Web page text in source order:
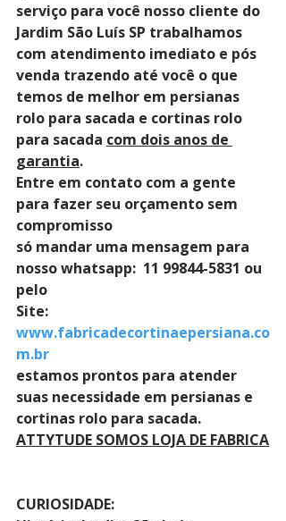
serviço para você nosso cliente do
Jardim São Luís SP trabalhamos
com atendimento imediato e pós
venda trazendo até você o que
temos de melhor em persianas
rolo para sacada e cortinas rolo
para sacada com dois anos de
garantia.
Entre em contato com a gente
para fazer seu orçamento sem
compromisso
só mandar uma mensagem para
nosso whatsapp:  11 99844-5831 ou
pelo
Site:
www.fabricadecortinaepersiana.co
m.br
estamos prontos para atender
suas necessidade em persianas e
cortinas rolo para sacada.
ATTYTUDE SOMOS LOJA DE FABRICA
CURIOSIDADE: